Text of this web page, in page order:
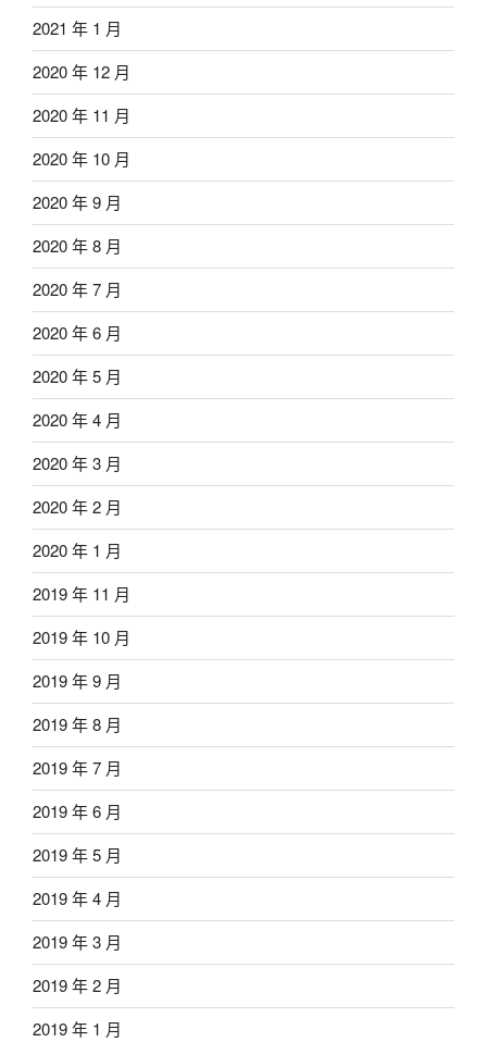
2021 年 1 月
2020 年 12 月
2020 年 11 月
2020 年 10 月
2020 年 9 月
2020 年 8 月
2020 年 7 月
2020 年 6 月
2020 年 5 月
2020 年 4 月
2020 年 3 月
2020 年 2 月
2020 年 1 月
2019 年 11 月
2019 年 10 月
2019 年 9 月
2019 年 8 月
2019 年 7 月
2019 年 6 月
2019 年 5 月
2019 年 4 月
2019 年 3 月
2019 年 2 月
2019 年 1 月